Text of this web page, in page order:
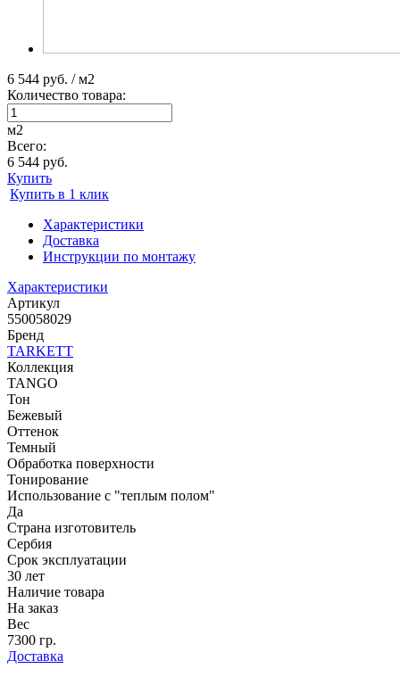
6 544 руб. / м2
Количество товара:
м2
Всего:
6 544 руб.
Купить
Купить в 1 клик
Характеристики
Доставка
Инструкции по монтажу
Характеристики
Артикул
550058029
Бренд
TARKETT
Коллекция
TANGO
Тон
Бежевый
Оттенок
Темный
Обработка поверхности
Тонирование
Использование с "теплым полом"
Да
Страна изготовитель
Сербия
Срок эксплуатации
30 лет
Наличие товара
На заказ
Вес
7300 гр.
Доставка